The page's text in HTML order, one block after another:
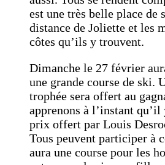
est une très belle place de
distance de Joliette et les
côtes qu’ils y trouvent.
Dimanche le 27 février
une grande course de ski.
trophée sera offert au
apprenons à l’instant qu’il
prix offert par Louis
Tous peuvent participer à
aura une course pour les